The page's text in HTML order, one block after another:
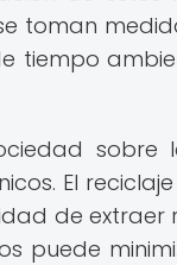
toman
tiempo
El
de
puede